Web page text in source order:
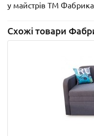
у майстрів ТМ
Схожі товари